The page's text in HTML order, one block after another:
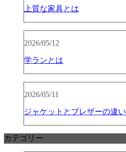
上質な家具とは
2026/05/12
学ランとは
2026/05/11
ジャケットとブレザーの違い
カテゴリー